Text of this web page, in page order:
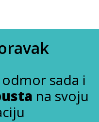
sada i
na svoju